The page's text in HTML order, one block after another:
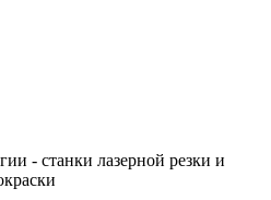
- станки лазерной резки и